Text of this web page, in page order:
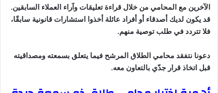
الآخرين مع المحامي من خلال قراءة تعليقات وآراء العملاء السابقين.
قد يكون لديك أصدقاء أو أفراد عائلة أخذوا استشارات قانونية سابقًا،
فلا تتردد في طلب توصية منهم.
دعونا نتفقد محامي الطلاق المرشح فيما يتعلق بسمعته ومصداقيته
قبل اتخاذ قرار جدّي بالتعاون معه.